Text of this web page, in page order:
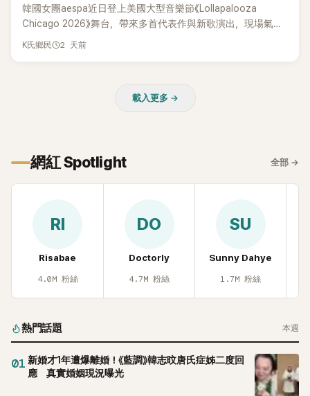
韓國女團aespa近日登上美國大型音樂節《Lollapalooza
Chicago 2026》舞台，帶來多首代表作與新歌演出，現場氣氛
嗨翻。不過，成員Karina卻在演出後主動坦承，自己因為太緊
K氏鄉民 2 天前
載入更多 →
網紅 Spotlight 全部 →
RI
Risabae
4.0M 粉絲
DO
Doctorly
4.7M 粉絲
SU
Sunny Dahye
1.7M 粉絲
熱門話題 本週
01 新婚才1年遭爆離婚！《藍調》韓志旼唐氏症姊二度回
應 真實婚姻現況曝光